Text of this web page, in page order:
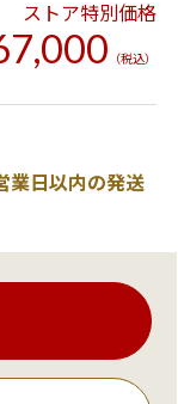
ストア特別価格
（税込）
日以内の発送